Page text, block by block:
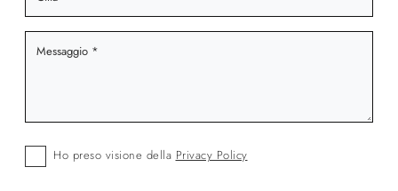
Ho preso visione della Privacy Policy